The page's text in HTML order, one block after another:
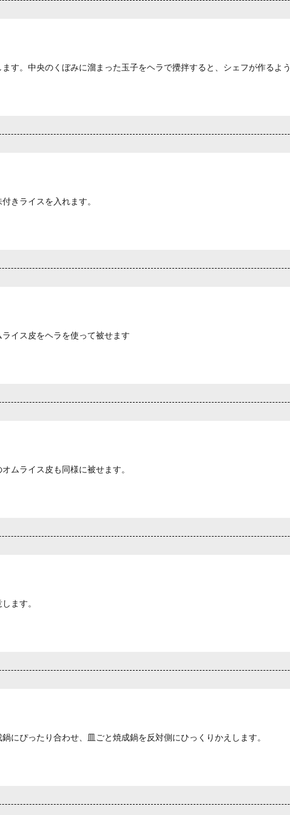
す。中央のくぼみに溜まった玉子をヘラで攪拌すると、シェフが作るよ
きライスを入れます。
ライス皮をヘラを使って被せます
ムライス皮も同様に被せます。
ます。
にぴったり合わせ、皿ごと焼成鍋を反対側にひっくりかえします。